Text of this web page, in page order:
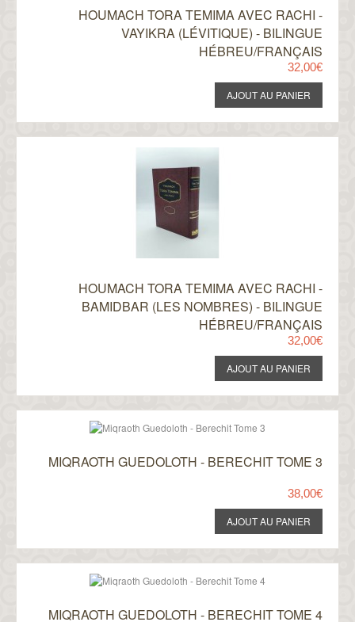
HOUMACH TORA TEMIMA AVEC RACHI -
VAYIKRA (LÉVITIQUE) - BILINGUE
HÉBREU/FRANÇAIS
32,00€
HOUMACH TORA TEMIMA AVEC RACHI -
BAMIDBAR (LES NOMBRES) - BILINGUE
HÉBREU/FRANÇAIS
32,00€
MIQRAOTH GUEDOLOTH - BERECHIT TOME 3
38,00€
MIQRAOTH GUEDOLOTH - BERECHIT TOME 4